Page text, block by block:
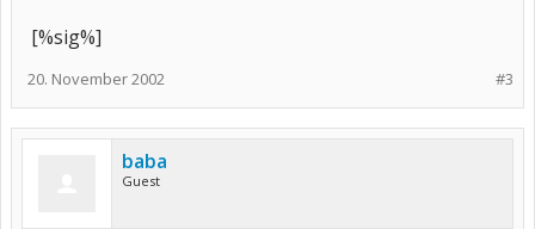
[%sig%]
#3
20. November 2002
baba
Guest